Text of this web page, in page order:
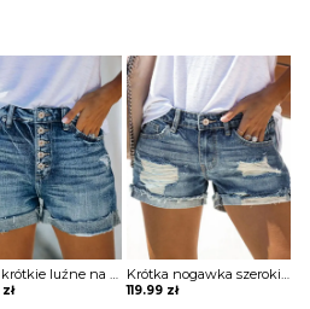
Szorty krótkie luźne na guziki kieszenie lekko przecierane Cece
zł
Krótka nogawka szerokie luźne jednolite wysoki stan bez wzoru przetarcia jeans casual spodnie Keina
119.99 zł